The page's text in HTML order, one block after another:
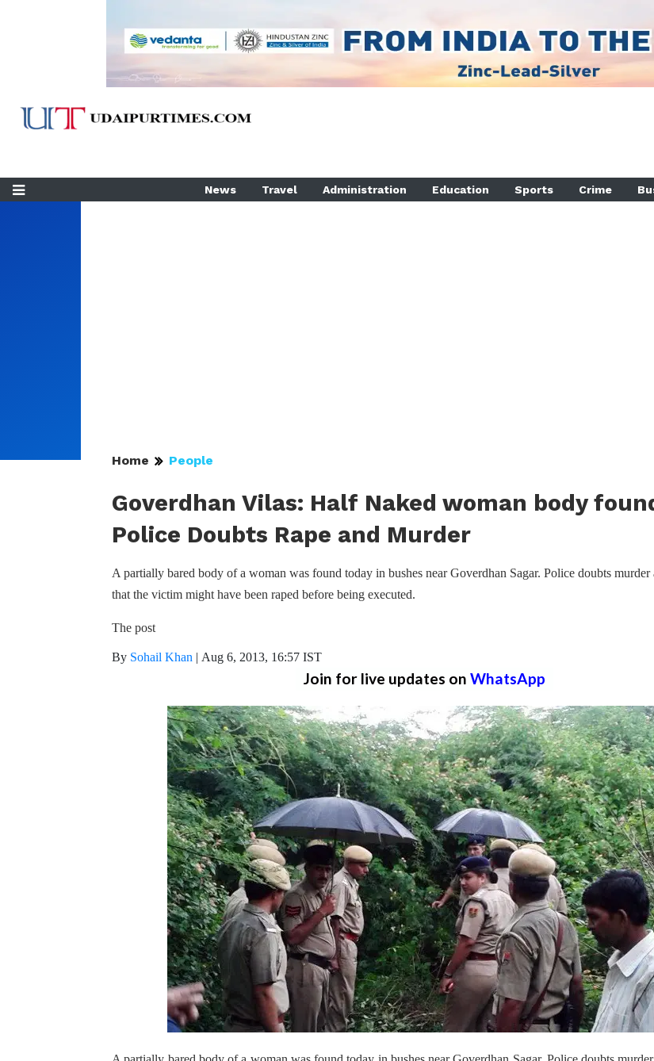
News Travel Administration Education Sports Crime
Home People
Goverdhan Vilas: Half Naked woman body
Police Doubts Rape and Murder
A partially bared body of a woman was found today in bushes near Goverdhan Sagar. Police doubts murder
that the victim might have been raped before being executed.
The post
By Sohail Khan | Aug 6, 2013, 16:57 IST
Join for live updates on WhatsApp